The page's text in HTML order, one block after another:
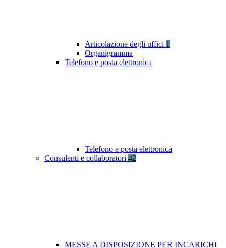
Articolazione degli uffici 1
Organigramma
Telefono e posta elettronica
Telefono e posta elettronica
Consulenti e collaboratori 42
MESSE A DISPOSIZIONE PER INCARICHI